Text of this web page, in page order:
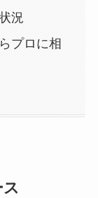
況
プロに相